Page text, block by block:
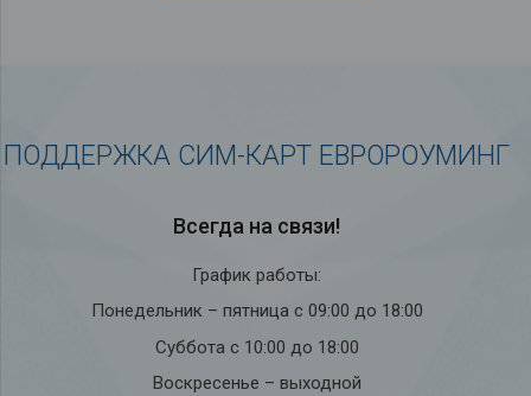
ПОДДЕРЖКА СИМ-КАРТ ЕВРОРОУМИНГ
Всегда на связи!
График работы:
Понедельник – пятница с 09:00 до 18:00
Суббота с 10:00 до 18:00
Воскресенье – выходной